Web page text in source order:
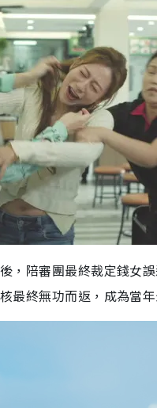
，陪審團最終裁定錢女
最終無功而返，成為當